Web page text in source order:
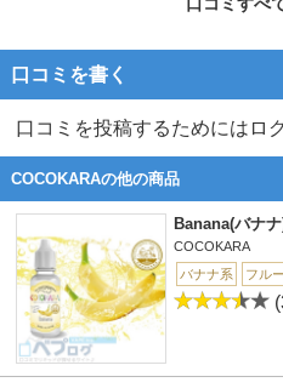
口コミを書く
口コミを投稿するためにはロ
COCOKARAの他の商品
Banana(バナ
COCOKARA
バナナ系
フル